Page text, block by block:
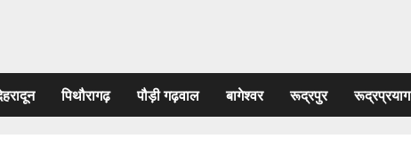
पिथौरागढ़ पौड़ी गढ़वाल बागेश्वर रूद्रपुर रूद्रप्रयाग